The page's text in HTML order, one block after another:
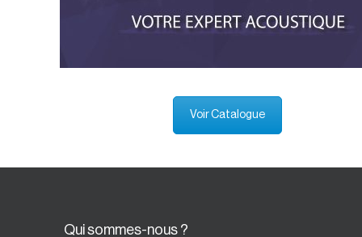
Voir Catalogue
Qui sommes-nous ?